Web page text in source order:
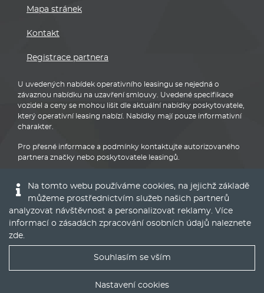
Mapa stránek
Kontakt
Registrace partnera
U uvedených nabídek operativního leasingu se nejedná o
závaznou nabídku na uzavření smlouvy. Uvedené specifikace
vozidel a ceny se mohou lišit dle aktuální nabídky poskytovatele,
který operativní leasing nabízí. Nabídky mají pouze informativní
charakter.
Pro přesné informace a podmínky kontaktujte autorizovaného
partnera značky nebo poskytovatele leasingů.
Na tomto webu používáme cookies, na jejichž základě
můžeme prostřednictvím služeb našich partnerů
analyzovat návštěvnost a personalizovat reklamy. Více
informací o zásadách zpracování osobních údajů naleznete
zde.
Souhlasím se vším
Nastavení cookies
Nejlepší nabídky operáku do Vašeho emailu